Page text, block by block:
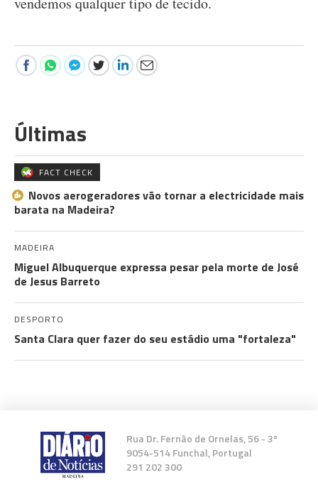
Últimas
FACT CHECK
Novos aerogeradores vão tornar a electricidade mais
barata na Madeira?
MADEIRA
Miguel Albuquerque expressa pesar pela morte de José
de Jesus Barreto
DESPORTO
Santa Clara quer fazer do seu estádio uma "fortaleza"
Rua Dr. Fernão de Ornelas, 56 - 3º
9054-514 Funchal, Portugal
291 202 300